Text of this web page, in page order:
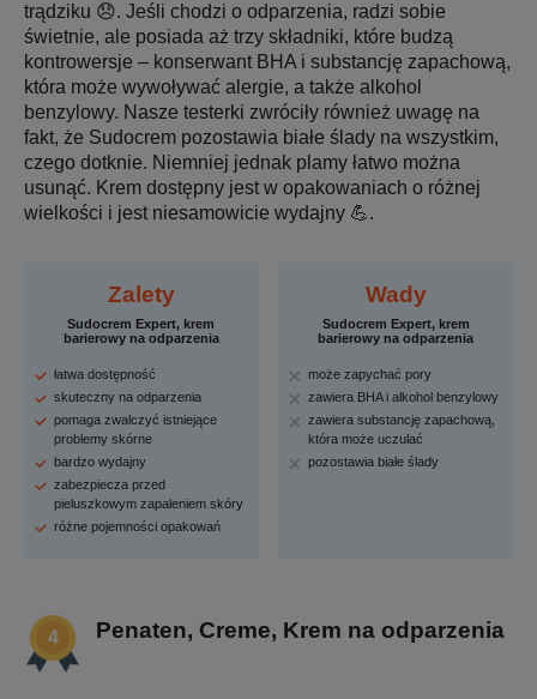
trądziku 😞. Jeśli chodzi o odparzenia, radzi sobie
świetnie, ale posiada aż trzy składniki, które budzą
kontrowersje – konserwant BHA i substancję zapachową,
która może wywoływać alergie, a także alkohol
benzylowy. Nasze testerki zwróciły również uwagę na
fakt, że Sudocrem pozostawia białe ślady na wszystkim,
czego dotknie. Niemniej jednak plamy łatwo można
usunąć. Krem dostępny jest w opakowaniach o różnej
wielkości i jest niesamowicie wydajny 💪.
Zalety
Sudocrem Expert, krem
barierowy na odparzenia
łatwa dostępność
skuteczny na odparzenia
pomaga zwalczyć istniejące
problemy skórne
bardzo wydajny
zabezpiecza przed
pieluszkowym zapaleniem skóry
różne pojemności opakowań
Wady
Sudocrem Expert, krem
barierowy na odparzenia
może zapychać pory
zawiera BHA i alkohol benzylowy
zawiera substancję zapachową,
która może uczulać
pozostawia białe ślady
Penaten, Creme, Krem na odparzenia